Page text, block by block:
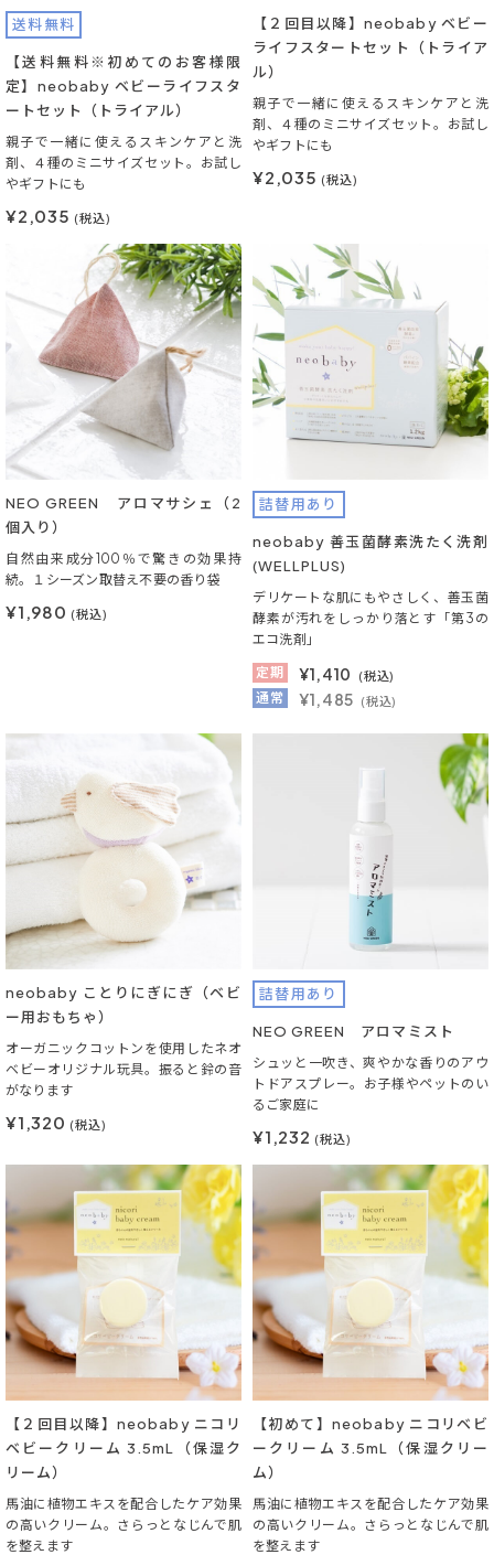
送料無料
【送料無料※初めてのお客様限
定】neobaby ベビーライフスタ
ートセット（トライアル）
親子で一緒に使えるスキンケアと洗
剤、４種のミニサイズセット。お試し
やギフトにも
¥2,035 (税込)
【２回目以降】neobaby ベビー
ライフスタートセット（トライア
ル）
親子で一緒に使えるスキンケアと洗
剤、４種のミニサイズセット。お試し
やギフトにも
¥2,035 (税込)
NEO GREEN アロマサシェ（2
個入り）
自然由来成分100％で驚きの効果持
続。１シーズン取替え不要の香り袋
¥1,980 (税込)
詰替用あり
neobaby 善玉菌酵素洗たく洗剤
(WELLPLUS)
デリケートな肌にもやさしく、善玉菌
酵素が汚れをしっかり落とす「第3の
エコ洗剤」
定期
¥1,410 (税込)
通常 ¥1,485 (税込)
neobaby ことりにぎにぎ（ベビ
ー用おもちゃ）
オーガニックコットンを使用したネオ
ベビーオリジナル玩具。振ると鈴の音
がなります
¥1,320 (税込)
詰替用あり
NEO GREEN アロマミスト
シュッと一吹き、爽やかな香りのアウ
トドアスプレー。お子様やペットのい
るご家庭に
¥1,232 (税込)
【２回目以降】neobaby ニコリ
ベビークリーム 3.5mL（保湿ク
リーム）
馬油に植物エキスを配合したケア効果
の高いクリーム。さらっとなじんで肌
を整えます
【初めて】neobaby ニコリベビ
ークリーム 3.5mL（保湿クリー
ム）
馬油に植物エキスを配合したケア効果
の高いクリーム。さらっとなじんで肌
を整えます